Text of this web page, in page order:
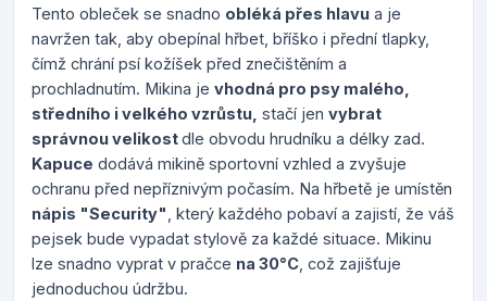
Tento obleček se snadno obléká přes hlavu a je
navržen tak, aby obepínal hřbet, bříško i přední tlapky,
čímž chrání psí kožíšek před znečištěním a
prochladnutím. Mikina je vhodná pro psy malého,
středního i velkého vzrůstu, stačí jen vybrat
správnou velikostdle obvodu hrudníku a délky zad.
Kapuce dodává mikině sportovní vzhled a zvyšuje
ochranu před nepříznivým počasím. Na hřbetě je umístěn
nápis "Security" , který každého pobaví a zajistí, že váš
pejsek bude vypadat stylově za každé situace. Mikinu
lze snadno vyprat v pračce na 30°C , což zajišťuje
jednoduchou údržbu.